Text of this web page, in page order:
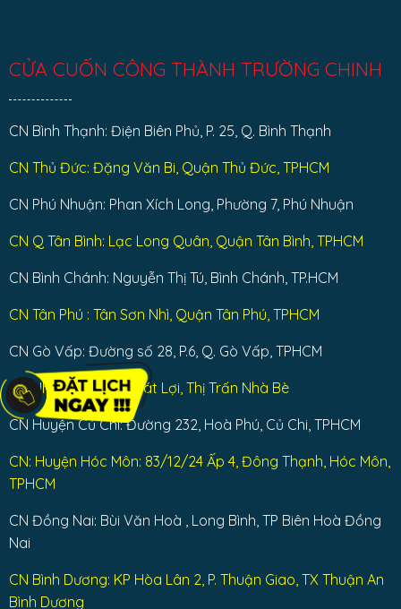
CỬA CUỐN CÔNG THÀNH TRƯỜNG CHINH
CN Bình Thạnh: Điện Biên Phủ, P. 25, Q. Bình Thạnh
CN Thủ Đức: Đặng Văn Bi, Quận Thủ Đức, TPHCM
CN Phú Nhuận: Phan Xích Long, Phường 7, Phú Nhuận
CN Q Tân Bình: Lạc Long Quân, Quận Tân Bình, TPHCM
CN Bình Chánh: Nguyễn Thị Tú, Bình Chánh, TP.HCM
CN Tân Phú : Tân Sơn Nhì, Quận Tân Phú, TPHCM
CN Gò Vấp: Đường số 28, P.6, Q. Gò Vấp, TPHCM
CN Nhà Bè: Dương Cát Lợi, Thị Trấn Nhà Bè
CN Huyện Củ Chi: Đường 232, Hoà Phú, Củ Chi, TPHCM
CN: Huyện Hóc Môn: 83/12/24 Ấp 4, Đông Thạnh, Hóc Môn,
TPHCM
CN Đồng Nai: Bùi Văn Hoà , Long Bình, TP Biên Hoà Đồng
Nai
CN Bình Dương: KP Hòa Lân 2, P. Thuận Giao, TX Thuận An
Bình Dương